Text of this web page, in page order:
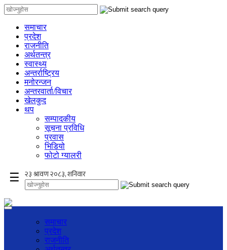
समाचार
प्रदेश
राजनीति
अर्थतन्त्र
स्वास्थ्य
अन्तर्राष्ट्रिय
मनोरन्जन
अन्तरवार्ता/विचार
खेलकुद
थप
सम्पादकीय
सूचना प्रविधि
प्रवास
भिडियो
फोटो ग्यालरी
☰
समाचार
प्रदेश
राजनीति